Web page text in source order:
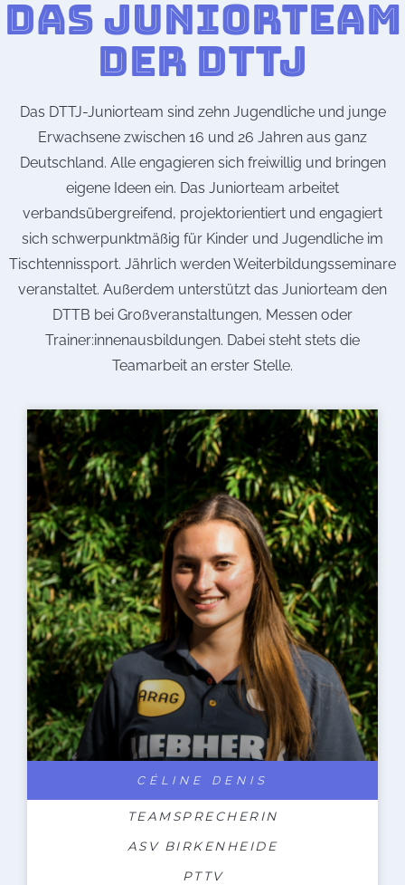
DAS JUNIORTEAM
DER DTTJ
Das DTTJ-Juniorteam sind zehn Jugendliche und junge
Erwachsene zwischen 16 und 26 Jahren aus ganz
Deutschland. Alle engagieren sich freiwillig und bringen
eigene Ideen ein. Das Juniorteam arbeitet
verbandsübergreifend, projektorientiert und engagiert
sich schwerpunktmäßig für Kinder und Jugendliche im
Tischtennissport. Jährlich werden Weiterbildungsseminare
veranstaltet. Außerdem unterstützt das Juniorteam den
DTTB bei Großveranstaltungen, Messen oder
Trainer:innenausbildungen. Dabei steht stets die
Teamarbeit an erster Stelle.
CÉLINE DENIS
TEAMSPRECHERIN
ASV BIRKENHEIDE
PTTV